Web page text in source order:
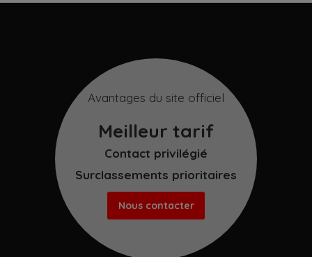
Avantages du site officiel
Meilleur tarif
Contact privilégié
Surclassements prioritaires
Nous contacter